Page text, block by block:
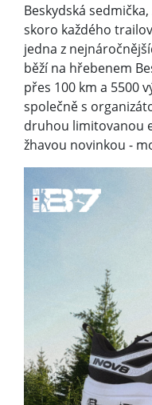
Beskydská
skoro každého
jedna z
běží na hřebenem
přes 100 km a 5500
společně s
druhou limitovanou
žhavou novinkou -